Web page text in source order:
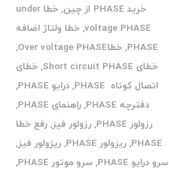
خرید PHASE از چین ,
خطا under
voltage PHASE
,خطا ولتاژ اضافه
PHASE
,خطاOver voltage PHASE
,
خطای Short circuit PHASE
,خطای
اتصال کوتاه PHASE
,درایو PHASE
,
دفترچه PHASE
,راهنمای PHASE
,
رزولور PHASE
,رزولور فیز,رفع خطا
PHASE
,ریزولور PHASE ,ریزولور فیز,
سرو درایو PHASE
,سرو موتور PHASE
,